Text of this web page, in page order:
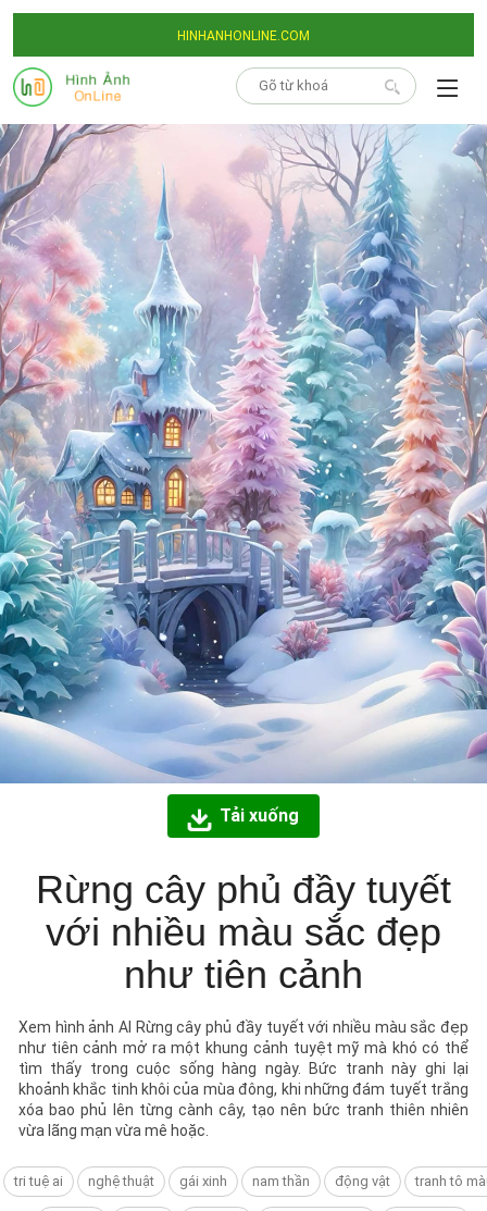
HINHANHONLINE.COM
Tải xuống
Rừng cây phủ đầy tuyết
với nhiều màu sắc đẹp
như tiên cảnh
Xem hình ảnh AI Rừng cây phủ đầy tuyết với nhiều màu sắc đẹp
như tiên cảnh mở ra một khung cảnh tuyệt mỹ mà khó có thể
tìm thấy trong cuộc sống hàng ngày. Bức tranh này ghi lại
khoảnh khắc tinh khôi của mùa đông, khi những đám tuyết trắng
xóa bao phủ lên từng cành cây, tạo nên bức tranh thiên nhiên
vừa lãng mạn vừa mê hoặc.
tri tuệ ai nghệ thuật gái xinh nam thần động vật tranh tô